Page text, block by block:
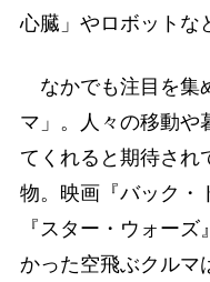
心臓」やロボットな
なかでも注目を集
マ」。人々の移動や
てくれると期待され
物。映画『バック・
『スター・ウォー
かった空飛ぶクルマ